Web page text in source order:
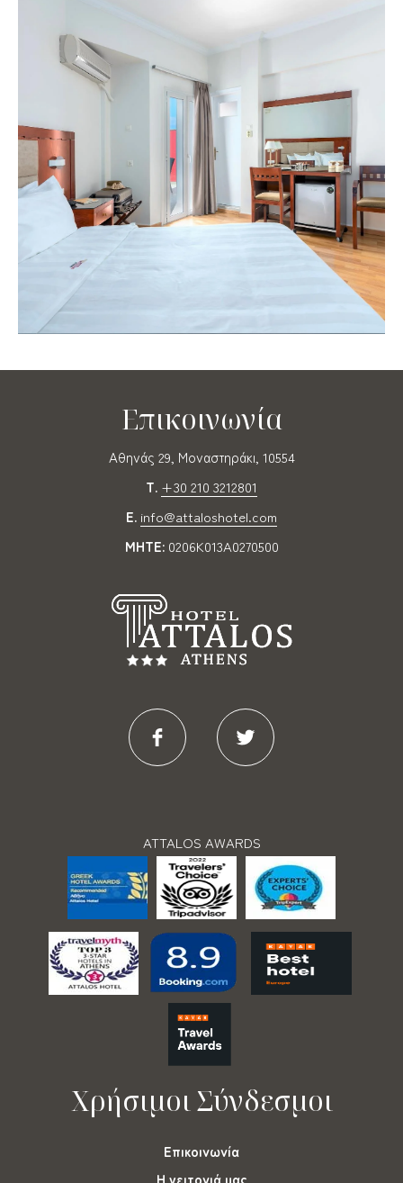
Επικοινωνία
Αθηνάς 29, Μοναστηράκι, 10554
T. +30 210 3212801
E. info@attaloshotel.com
MHTE: 0206K013A0270500
ATTALOS AWARDS
Χρήσιμοι Σύνδεσμοι
Επικοινωνία